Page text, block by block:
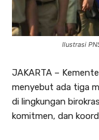
Ilustrasi
JAKARTA –
menyebut ada tiga
di lingkungan
komitmen, dan